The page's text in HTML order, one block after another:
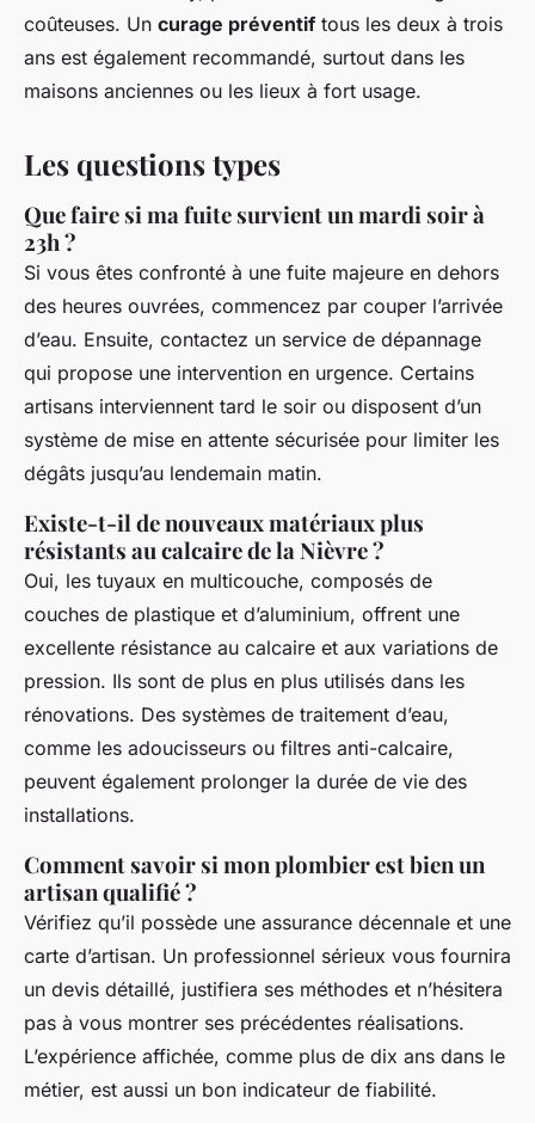
coûteuses. Un curage préventiftous les deux à trois
ans est également recommandé, surtout dans les
maisons anciennes ou les lieux à fort usage.
Les questions types
Que faire si ma fuite survient un mardi soir à
23h ?
Si vous êtes confronté à une fuite majeure en dehors
des heures ouvrées, commencez par couper l’arrivée
d’eau. Ensuite, contactez un service de dépannage
qui propose une intervention en urgence. Certains
artisans interviennent tard le soir ou disposent d’un
système de mise en attente sécurisée pour limiter les
dégâts jusqu’au lendemain matin.
Existe-t-il de nouveaux matériaux plus
résistants au calcaire de la Nièvre ?
Oui, les tuyaux en multicouche, composés de
couches de plastique et d’aluminium, offrent une
excellente résistance au calcaire et aux variations de
pression. Ils sont de plus en plus utilisés dans les
rénovations. Des systèmes de traitement d’eau,
comme les adoucisseurs ou filtres anti-calcaire,
peuvent également prolonger la durée de vie des
installations.
Comment savoir si mon plombier est bien un
artisan qualifié ?
Vérifiez qu’il possède une assurance décennale et une
carte d’artisan. Un professionnel sérieux vous fournira
un devis détaillé, justifiera ses méthodes et n’hésitera
pas à vous montrer ses précédentes réalisations.
L’expérience affichée, comme plus de dix ans dans le
métier, est aussi un bon indicateur de fiabilité.